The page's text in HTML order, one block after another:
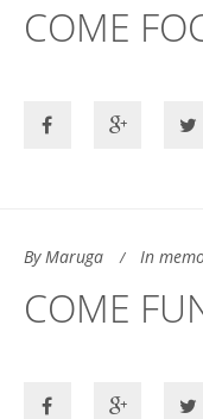
COME
By Maruga In
COME